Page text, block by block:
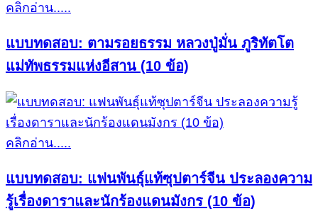
คลิกอ่าน.....
แบบทดสอบ: ตามรอยธรรม หลวงปู่มั่น ภูริทัตโต
แม่ทัพธรรมแห่งอีสาน (10 ข้อ)
คลิกอ่าน.....
แบบทดสอบ: แฟนพันธุ์แท้ซุปตาร์จีน ประลองความ
รู้เรื่องดาราและนักร้องแดนมังกร (10 ข้อ)